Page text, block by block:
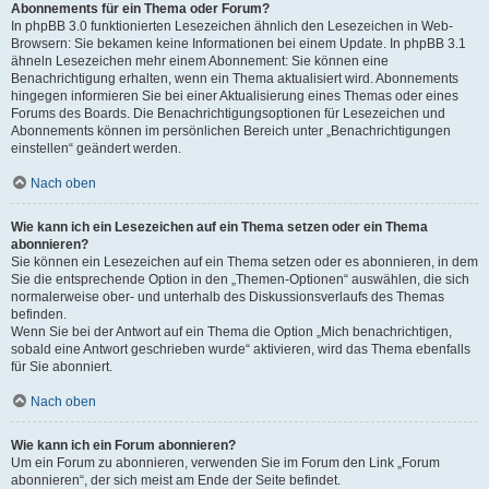
Abonnements für ein Thema oder Forum?
In phpBB 3.0 funktionierten Lesezeichen ähnlich den Lesezeichen in Web-
Browsern: Sie bekamen keine Informationen bei einem Update. In phpBB 3.1
ähneln Lesezeichen mehr einem Abonnement: Sie können eine
Benachrichtigung erhalten, wenn ein Thema aktualisiert wird. Abonnements
hingegen informieren Sie bei einer Aktualisierung eines Themas oder eines
Forums des Boards. Die Benachrichtigungsoptionen für Lesezeichen und
Abonnements können im persönlichen Bereich unter „Benachrichtigungen
einstellen“ geändert werden.
Nach oben
Wie kann ich ein Lesezeichen auf ein Thema setzen oder ein Thema
abonnieren?
Sie können ein Lesezeichen auf ein Thema setzen oder es abonnieren, in dem
Sie die entsprechende Option in den „Themen-Optionen“ auswählen, die sich
normalerweise ober- und unterhalb des Diskussionsverlaufs des Themas
befinden.
Wenn Sie bei der Antwort auf ein Thema die Option „Mich benachrichtigen,
sobald eine Antwort geschrieben wurde“ aktivieren, wird das Thema ebenfalls
für Sie abonniert.
Nach oben
Wie kann ich ein Forum abonnieren?
Um ein Forum zu abonnieren, verwenden Sie im Forum den Link „Forum
abonnieren“, der sich meist am Ende der Seite befindet.